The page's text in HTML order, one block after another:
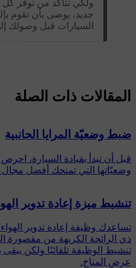
ولكي تتأكّد من توفر
جديد، يوصى بأن تقوم
السيارات قبل وصولك
المقالات ذات الصلة
ضبط وضعيّة المرايا الجانبية
قبل أن تبدأ بقيادة السيارة،
وضعيّاتها التي تمنحك أفضل مجال
تنشيط ميزة إعادة تدوير
تساعدك وظيفة إعادة تدوير
ذي الرائحة الكريهة من مقصورة
تنشيط الوظيفة تلقائيًا ولكن
عرض المناخ.